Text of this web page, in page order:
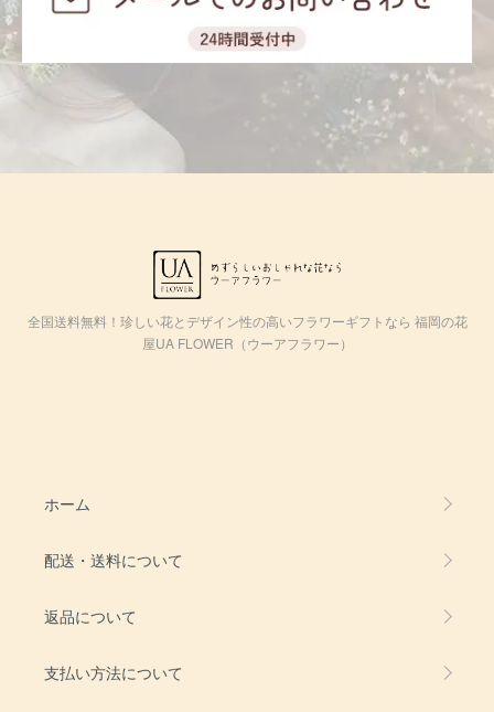
全国送料無料！珍しい花とデザイン性の高いフラワーギフトなら 福岡の花
屋UA FLOWER（ウーアフラワー）
ホーム
配送・送料について
返品について
支払い方法について